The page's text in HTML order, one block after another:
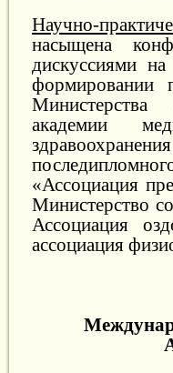
Научно-
насыщена
дискуссиями
формировании
Министерства
академии
«Ассоциация
Министерство
Ассоциация
ассоциация